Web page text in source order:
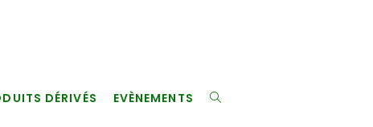
DÉRIVÉS EVÈNEMENTS TOGGLE